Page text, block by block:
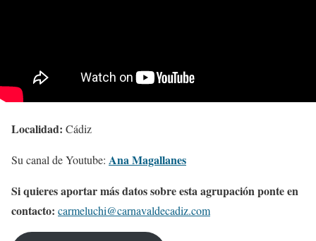
Localidad: Cádiz
Su canal de Youtube: Ana Magallanes
Si quieres aportar más datos sobre esta agrupación ponte en
contacto: carmeluchi@carnavaldecadiz.com